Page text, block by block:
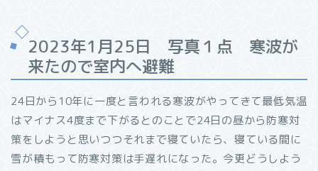
2023年1月25日 写真１点 寒波が
来たので室内へ避難
24日から10年に一度と言われる寒波がやってきて最低気温
はマイナス4度まで下がるとのことで24日の昼から防寒対
策をしようと思いつつそれまで寝ていたら、寝ている間に
雪が積もって防寒対策は手遅れになった。今更どうしよう